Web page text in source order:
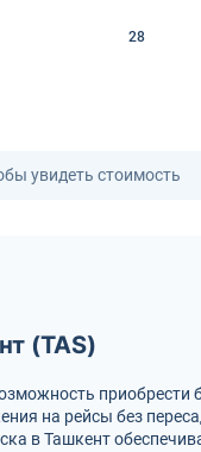
28
увидеть стоимость
(TAS)
на рейсы без
в Ташкент